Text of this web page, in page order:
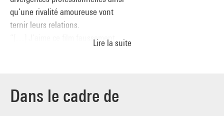
qu’une rivalité amoureuse vont
ternir leurs relations.
“[…] J’aime ce film faussement
soviétique, est celui de l’innocence,
mais non d’un innocent ; il connaît
Lire la suite
Dans le cadre de